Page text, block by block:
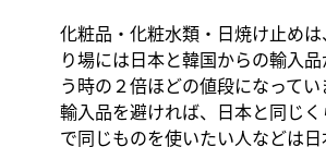
化粧品・化粧水類・日焼け止め
り場には日本と韓国からの輸入
う時の２倍ほどの値段になって
輸入品を避ければ、日本と同じ
で同じものを使いたい人などは